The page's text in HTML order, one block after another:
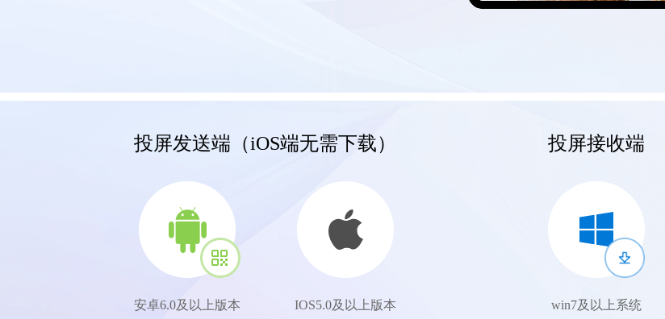
投屏发送端（iOS端无需下载）
安卓6.0及以上版本 IOS5.0及以上版本
投屏接收端
win7及以上系统